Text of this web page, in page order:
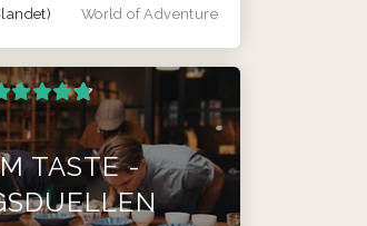
World of Adventure
TASTE -